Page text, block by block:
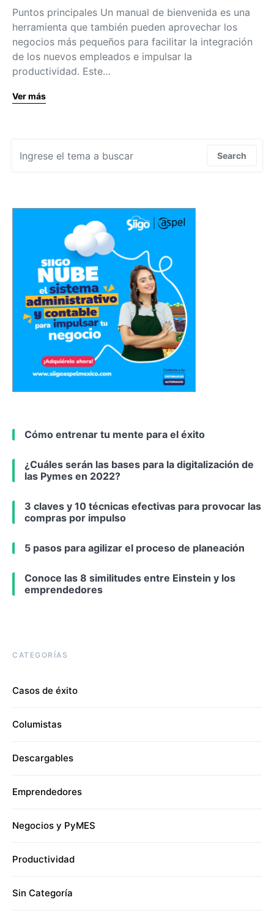
Puntos principales Un manual de bienvenida es una
herramienta que también pueden aprovechar los
negocios más pequeños para facilitar la integración
de los nuevos empleados e impulsar la
productividad. Este…
Ver más
Search
Cómo entrenar tu mente para el éxito
¿Cuáles serán las bases para la digitalización de
las Pymes en 2022?
3 claves y 10 técnicas efectivas para provocar las
compras por impulso
5 pasos para agilizar el proceso de planeación
Conoce las 8 similitudes entre Einstein y los
emprendedores
CATEGORÍAS
Casos de éxito
Columistas
Descargables
Emprendedores
Negocios y PyMES
Productividad
Sin Categoría